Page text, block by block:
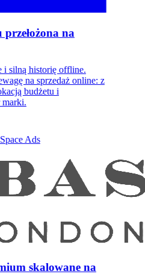
na
i silną historię offline.
na sprzedaż online: z
budżetu i
marki.
skalowane na